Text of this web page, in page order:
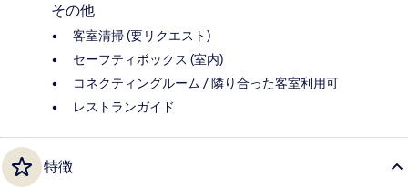
その他
客室清掃 (要リクエスト)
セーフティボックス (室内)
コネクティングルーム / 隣り合った客室利用可
レストランガイド
特徴